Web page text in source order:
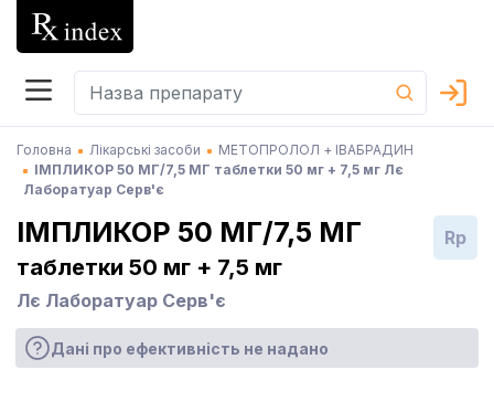
Головна Лікарські засоби
МЕТОПРОЛОЛ + ІВАБРАДИН
ІМПЛИКОР 50 МГ/7,5 МГ таблетки 50 мг + 7,5 мг Лє
Лаборатуар Серв'є
ІМПЛИКОР 50 МГ/7,5 МГ
таблетки 50 мг + 7,5 мг
Лє Лаборатуар Серв'є
Rp
Дані про ефективність не надано